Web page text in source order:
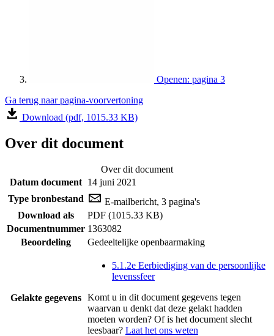
Openen: pagina 3
Ga terug naar pagina-voorvertoning
Download (pdf, 1015.33 KB)
Over dit document
Over dit document
Datum document 14 juni 2021
Type bronbestand
E-mailbericht, 3 pagina's
Download als
PDF (1015.33 KB)
Documentnummer 1363082
Beoordeling
Gedeeltelijke openbaarmaking
Gelakte gegevens
5.1.2e Eerbiediging van de persoonlijke
levenssfeer
Komt u in dit document gegevens tegen
waarvan u denkt dat deze gelakt hadden
moeten worden? Of is het document slecht
leesbaar? Laat het ons weten